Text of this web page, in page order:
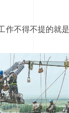
不得不提的